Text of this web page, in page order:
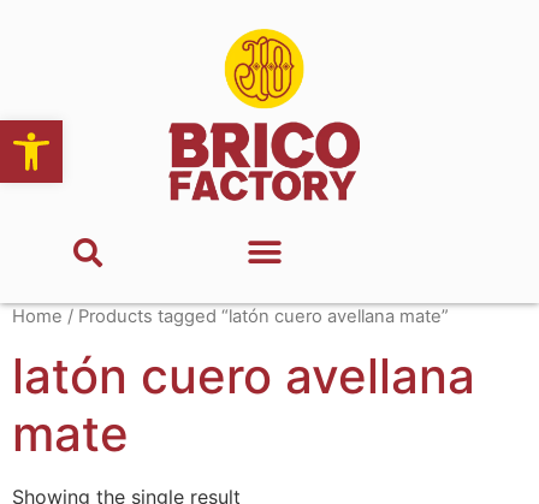
Abrir barra de herramientas
Home / Products tagged “latón cuero avellana mate”
latón cuero avellana
mate
Showing the single result